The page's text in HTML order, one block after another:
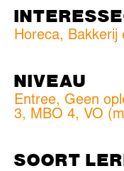
Horeca, Bakkerij
NIVEAU
Entree, Geen
3, MBO 4, VO
SOORT